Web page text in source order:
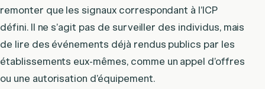
remonter que les signaux correspondant à l’ICP
défini. Il ne s’agit pas de surveiller des individus, mais
de lire des événements déjà rendus publics par les
établissements eux-mêmes, comme un appel d’offres
ou une autorisation d’équipement.